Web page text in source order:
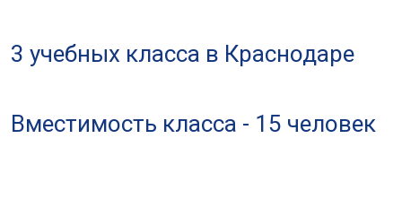
3 учебных класса в Краснодаре
Вместимость класса - 15 человек